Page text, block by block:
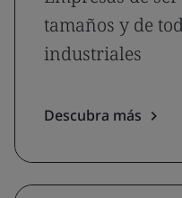
tamaños y de
industriales
Descubra más